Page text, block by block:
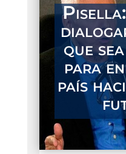
que
para
país